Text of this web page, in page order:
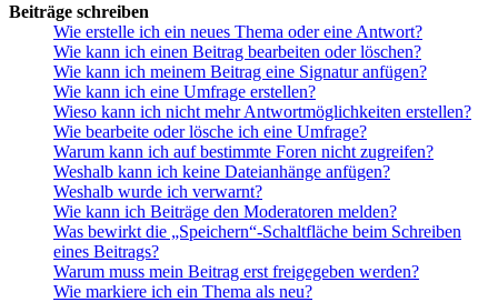
Beiträge schreiben
Wie erstelle ich ein neues Thema oder eine Antwort?
Wie kann ich einen Beitrag bearbeiten oder löschen?
Wie kann ich meinem Beitrag eine Signatur anfügen?
Wie kann ich eine Umfrage erstellen?
Wieso kann ich nicht mehr Antwortmöglichkeiten erstellen?
Wie bearbeite oder lösche ich eine Umfrage?
Warum kann ich auf bestimmte Foren nicht zugreifen?
Weshalb kann ich keine Dateianhänge anfügen?
Weshalb wurde ich verwarnt?
Wie kann ich Beiträge den Moderatoren melden?
Was bewirkt die „Speichern“-Schaltfläche beim Schreiben
eines Beitrags?
Warum muss mein Beitrag erst freigegeben werden?
Wie markiere ich ein Thema als neu?